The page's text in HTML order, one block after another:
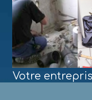
Votre